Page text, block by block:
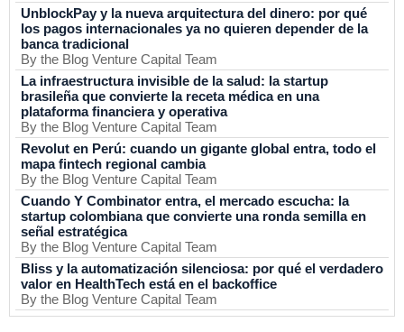
UnblockPay y la nueva arquitectura del dinero: por qué
los pagos internacionales ya no quieren depender de la
banca tradicional
By the Blog Venture Capital Team
La infraestructura invisible de la salud: la startup
brasileña que convierte la receta médica en una
plataforma financiera y operativa
By the Blog Venture Capital Team
Revolut en Perú: cuando un gigante global entra, todo el
mapa fintech regional cambia
By the Blog Venture Capital Team
Cuando Y Combinator entra, el mercado escucha: la
startup colombiana que convierte una ronda semilla en
señal estratégica
By the Blog Venture Capital Team
Bliss y la automatización silenciosa: por qué el verdadero
valor en HealthTech está en el backoffice
By the Blog Venture Capital Team